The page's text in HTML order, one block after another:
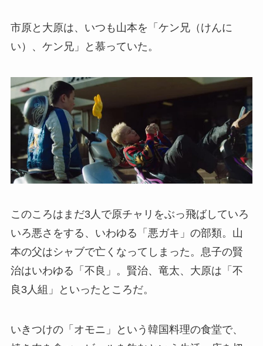
市原と大原は、いつも山本を「ケン兄（けんに
い）、ケン兄」と慕っていた。
このころはまだ3人で原チャリをぶっ飛ばしていろ
いろ悪さをする、いわゆる「悪ガキ」の部類。山
本の父はシャブで亡くなってしまった。息子の賢
治はいわゆる「不良」。賢治、竜太、大原は「不
良3人組」といったところだ。
いきつけの「オモニ」という韓国料理の食堂で、